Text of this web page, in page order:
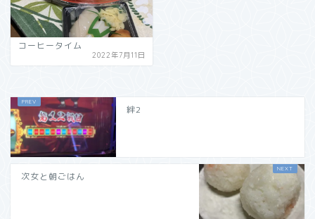
コーヒータイム
2022年7月11日
絆2
次女と朝ごはん